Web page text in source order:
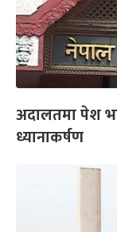
अदालतमा पेश
ध्यानाकर्षण